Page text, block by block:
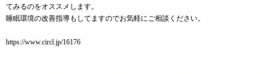
てみるのをオススメします。
睡眠環境の改善指導もしてますのでお気軽にご相談ください。
https://www.circl.jp/16176